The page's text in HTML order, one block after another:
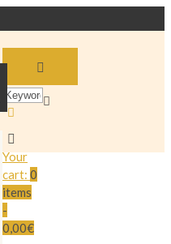
Your
cart: 0
items
-
0,00€